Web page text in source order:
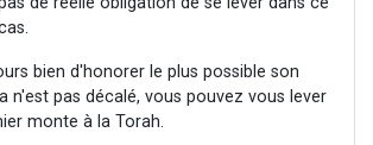
bien d'honorer le plus possible son
n'est pas décalé, vous pouvez vous lever
monte à la Torah.